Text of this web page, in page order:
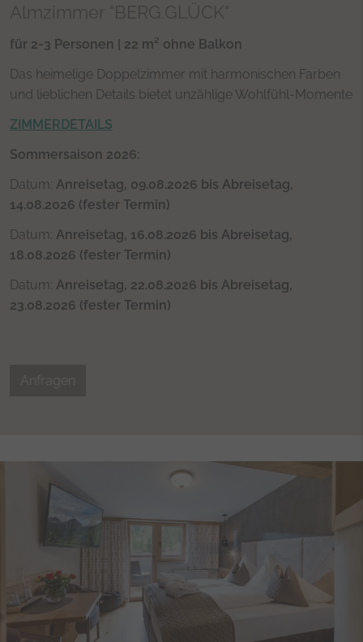
Almzimmer "BERG.GLÜCK"
für 2-3 Personen | 22 m² ohne Balkon
Das heimelige Doppelzimmer mit harmonischen Farben
und lieblichen Details bietet unzählige Wohlfühl-Momente
ZIMMERDETAILS
Sommersaison 2026:
Datum: Anreisetag, 09.08.2026 bis Abreisetag,
14.08.2026 (fester Termin)
Datum: Anreisetag, 16.08.2026 bis Abreisetag,
18.08.2026 (fester Termin)
Datum: Anreisetag, 22.08.2026 bis Abreisetag,
23.08.2026 (fester Termin)
Anfragen